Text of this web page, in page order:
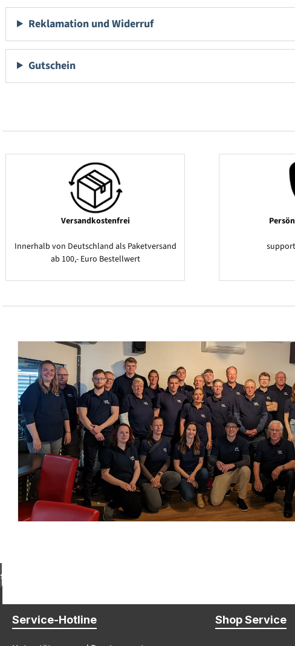
Reklamation und Widerruf
Gutschein
Versandkostenfrei
Innerhalb von Deutschland als Paketversand
ab 100,- Euro Bestellwert
Service-Hotline Shop Service